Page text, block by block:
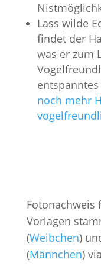
Lass wilde
findet der
was er zum
noch mehr
Fotonachweis
Vorlagen
(Weibchen)
(Männchen)